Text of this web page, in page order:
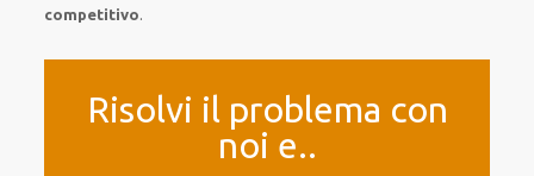
competitivo.
Risolvi il problema con
noi e..